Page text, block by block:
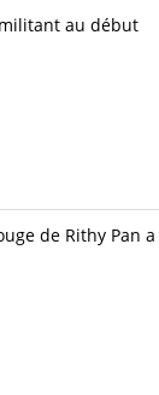
au début
de Rithy Pan a